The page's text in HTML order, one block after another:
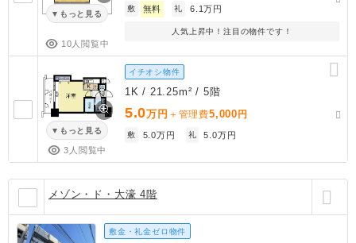
もっと見る
10人閲覧中
敷 無料 礼 6.1万円
人気上昇中！注目の物件です！
もっと見る
3人閲覧中
イチオシ物件
1K / 21.25m² / 5階
5.0万円 ＋管理費5,000 円
敷 5.0万円 礼 5.0万円
メゾン・ド・大濠 4階
敷金・礼金ゼロ物件